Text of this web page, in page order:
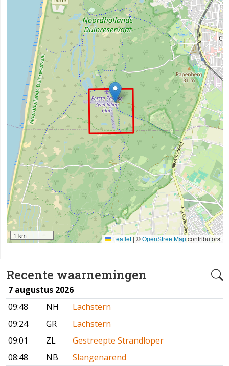
Recente waarnemingen
7 augustus 2026
09:48
NH
Lachstern
09:24
GR
Lachstern
09:01
ZL
Gestreepte Strandloper
08:48
NB
Slangenarend
1 km Leaflet | ©OpenStreetMapcontributors